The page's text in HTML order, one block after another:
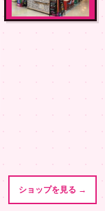
ショップを見る →